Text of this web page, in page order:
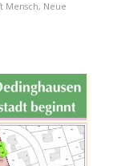
Mensch, Neue